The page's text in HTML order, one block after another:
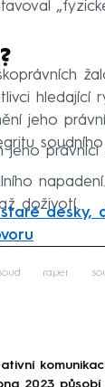
hledající
jeho
soudního
právníci
doživotí.
desky,
fetch
raper